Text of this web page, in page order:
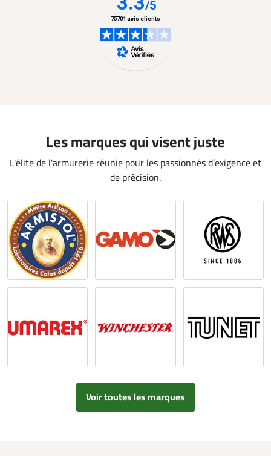
Les marques qui visent juste
L'élite de l'armurerie réunie pour les passionnés d’exigence et
de précision.
Voir toutes les marques